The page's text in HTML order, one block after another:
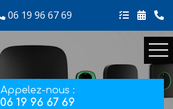
06 19 96 67 69
Appelez-nous :
06 19 96 67 69